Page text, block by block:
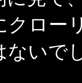
クロー
いで